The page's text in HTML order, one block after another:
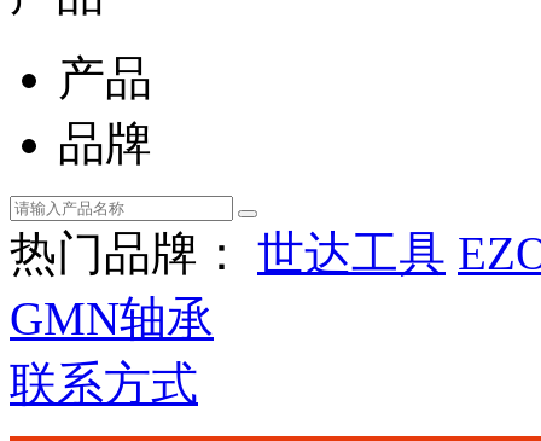
产品
品牌
热门品牌： 世达工具
GMN轴承
联系方式